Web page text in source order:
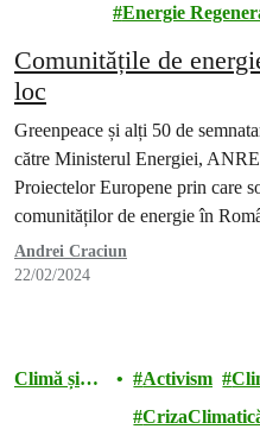
Energie
Comunitățile de
loc
Greenpeace și alți 50 de
către Ministerul Energiei,
Proiectelor Europene prin care
comunităților de energie în
Andrei Craciun
22/02/2024
Climă și
Activism